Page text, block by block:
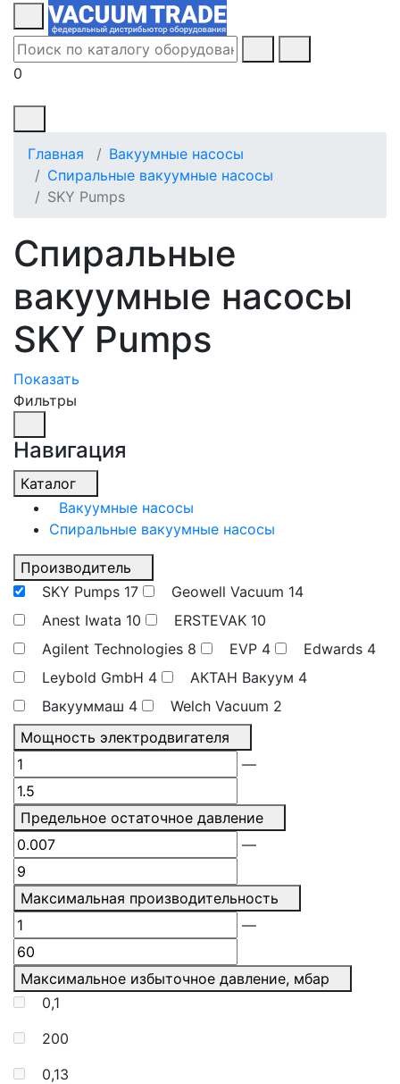
0
Главная
Вакуумные насосы
Спиральные вакуумные насосы
SKY Pumps
Спиральные
вакуумные насосы
SKY Pumps
Показать
Фильтры
Навигация
Каталог
Вакуумные насосы
Спиральные вакуумные насосы
Производитель
SKY Pumps 17 Geowell Vacuum 14
Anest Iwata 10 ERSTEVAK 10
Agilent Technologies 8 EVP 4 Edwards 4
Leybold GmbH 4 АКТАН Вакуум 4
Вакууммаш 4 Welch Vacuum 2
Мощность электродвигателя
—
Предельное остаточное давление
—
Максимальная производительность
—
Максимальное избыточное давление, мбар
0,1
200
0,13